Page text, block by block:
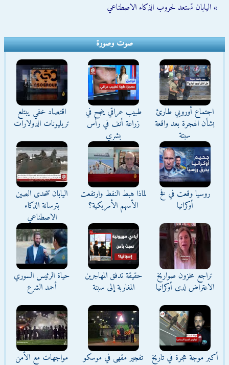
» اليابان تستعد لحروب الذكاء الاصطناعي
صوت وصورة
اجتماع أوروبي طارئ
بشأن الهجرة بعد واقعة
سبتة
طبيب عراقي ينجح في
زراعة أنف في رأس
بشري
اقتصاد خفي يبتلع
تريليونات الدولارات
روسيا وقعت في فخ
أوكرانيا
لماذا هبط النفط وارتفعت
الأسهم الأمريكية؟
اليابان تتحدى الصين
بترسانة الذكاء
الاصطناعي
تراجع مخزون صواريخ
الاعتراض لدى أوكرانيا
حقيقة تدفق المهاجرين
المغاربة إلى سبتة
حياة الرئيس السوري
أحمد الشرع
أكبر موجة هجرة في تاريخ
تفجير مقهى في موسكو
مواجهات مع الأمن